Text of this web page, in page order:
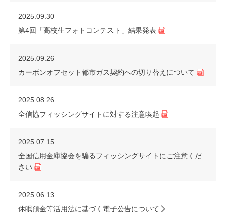
2025.09.30
第4回「高校生フォトコンテスト」結果発表
2025.09.26
カーボンオフセット都市ガス契約への切り替えについて
2025.08.26
全信協フィッシングサイトに対する注意喚起
2025.07.15
全国信用金庫協会を騙るフィッシングサイトにご注意くだ
さい
2025.06.13
休眠預金等活用法に基づく電子公告について